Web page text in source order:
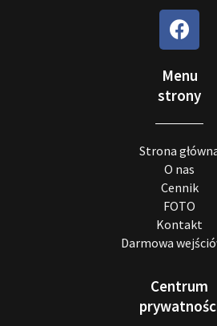
Menu
strony
Strona
O nas
Cennik
FOTO
Kontakt
Darmowa
Centrum